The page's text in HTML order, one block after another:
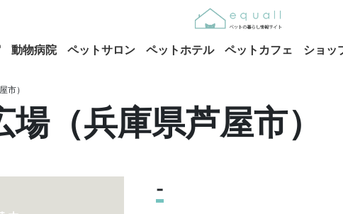
動物病院 ペットサロン ペットホテル ペットカフェ ショッ
市）
（兵庫県芦屋市）
-